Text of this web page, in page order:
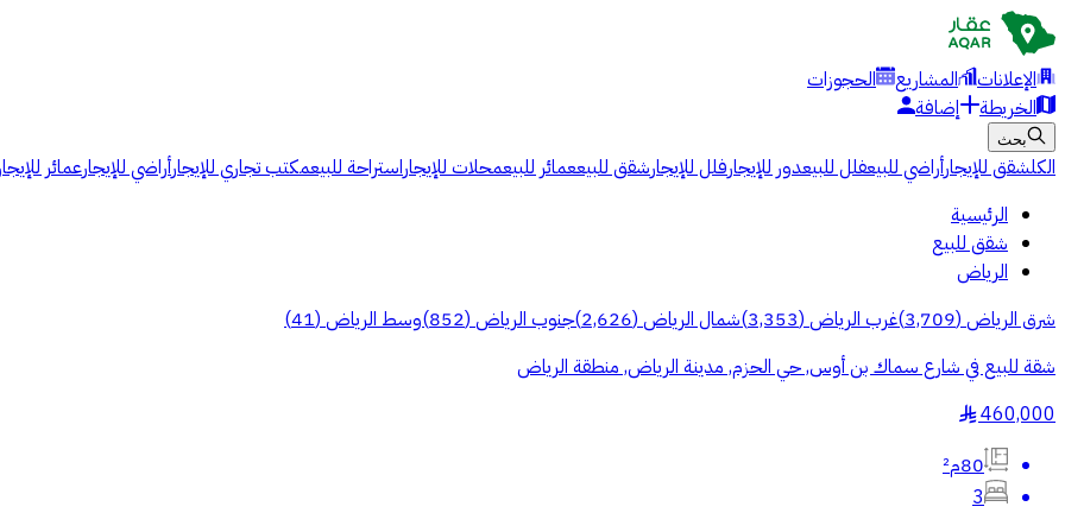
الإعلانات المشاريع
الحجوزات
الخريطة
إضافة
بحث
الكلشقق للإيجارأراضي للبيعفلل للبيعدور للإيجارفلل للإيجارشقق للبيععمائر للبيعمحلات للإيجاراستراحة للبيعمكتب تجاري للإيجارأراضي للإيجارعمائر للإيجار
الرئيسية
شقق للبيع
الرياض
شرق الرياض(
3,709
)غرب الرياض(
3,353
)شمال الرياض(
2,626
)جنوب الرياض(
852
)وسط الرياض(
41
)
شقة للبيع في شارع سماك بن أوس, حي الحزم, مدينة الرياض, منطقة الرياض
460,000
§
80م²
3